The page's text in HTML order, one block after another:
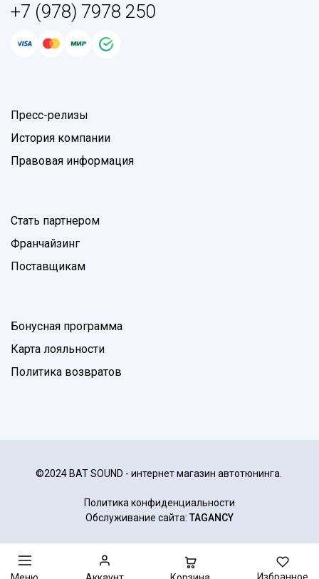
+7 (978) 7978 250
Пресс-релизы
История компании
Правовая информация
Стать партнером
Франчайзинг
Поставщикам
Бонусная программа
Карта лояльности
Политика возвратов
©2024 BAT SOUND - интернет магазин автотюнинга.
Политика конфиденциальности
Обслуживание сайта: TAGANCY
Избранное